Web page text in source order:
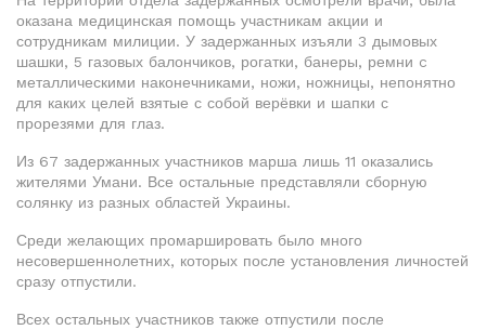
оказана медицинская помощь участникам акции и
сотрудникам милиции. У задержанных изъяли 3 дымовых
шашки, 5 газовых балончиков, рогатки, банеры, ремни c
металлическими наконечниками, ножи, ножницы, непонятно
для каких целей взятые с собой верёвки и шапки с
прорезями для глаз.
Из 67 задержанных участников марша лишь 11 оказались
жителями Умани. Все остальные представляли сборную
солянку из разных областей Украины.
Среди желающих промаршировать было много
несовершеннолетних, которых после установления личностей
сразу отпустили.
Всех остальных участников также отпустили после